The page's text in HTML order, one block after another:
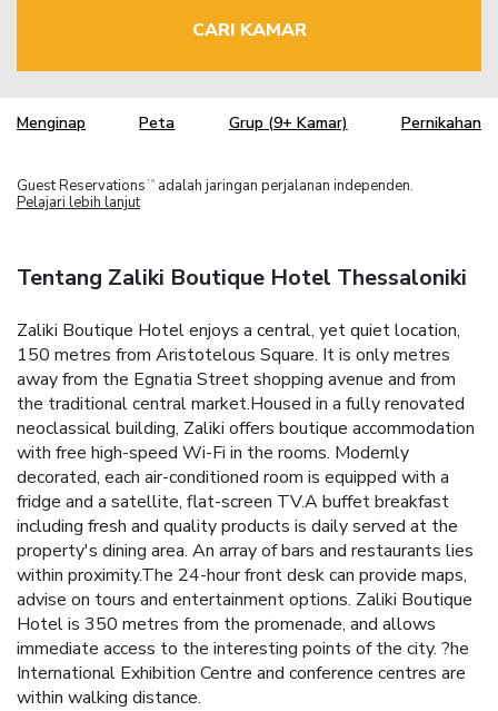
CARI KAMAR
Menginap Peta Grup (9+ Kamar) Pernikahan
Guest Reservations TM
adalah jaringan perjalanan independen.
Pelajari lebih lanjut
Tentang Zaliki Boutique Hotel Thessaloniki
Zaliki Boutique Hotel enjoys a central, yet quiet location,
150 metres from Aristotelous Square. It is only metres
away from the Egnatia Street shopping avenue and from
the traditional central market.Housed in a fully renovated
neoclassical building, Zaliki offers boutique accommodation
with free high-speed Wi-Fi in the rooms. Modernly
decorated, each air-conditioned room is equipped with a
fridge and a satellite, flat-screen TV.A buffet breakfast
including fresh and quality products is daily served at the
property's dining area. An array of bars and restaurants lies
within proximity.The 24-hour front desk can provide maps,
advise on tours and entertainment options. Zaliki Boutique
Hotel is 350 metres from the promenade, and allows
immediate access to the interesting points of the city. ?he
International Exhibition Centre and conference centres are
within walking distance.